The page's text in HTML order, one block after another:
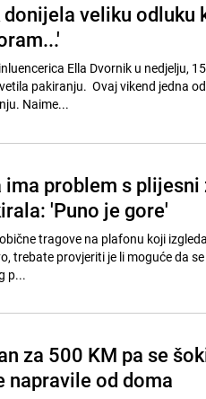
donijela veliku odluku
Ella Dvornik u nedjelju,
pakiranju. Ovaj vikend jedna
Naime...
problem s
'Puno je gore'
tragove na plafonu koji
trebate provjeriti je li moguće da
p...
za 500 KM pa se
napravile od doma